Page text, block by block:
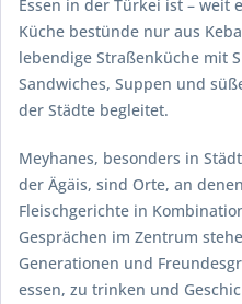
Essen in der Türkei ist – weit
Küche bestünde nur aus
lebendige Straßenküche mit
Sandwiches, Suppen und
der Städte begleitet.
Meyhanes, besonders in
der Ägäis, sind Orte, an
Fleischgerichte in
Gesprächen im Zentrum
Generationen und
essen, zu trinken und